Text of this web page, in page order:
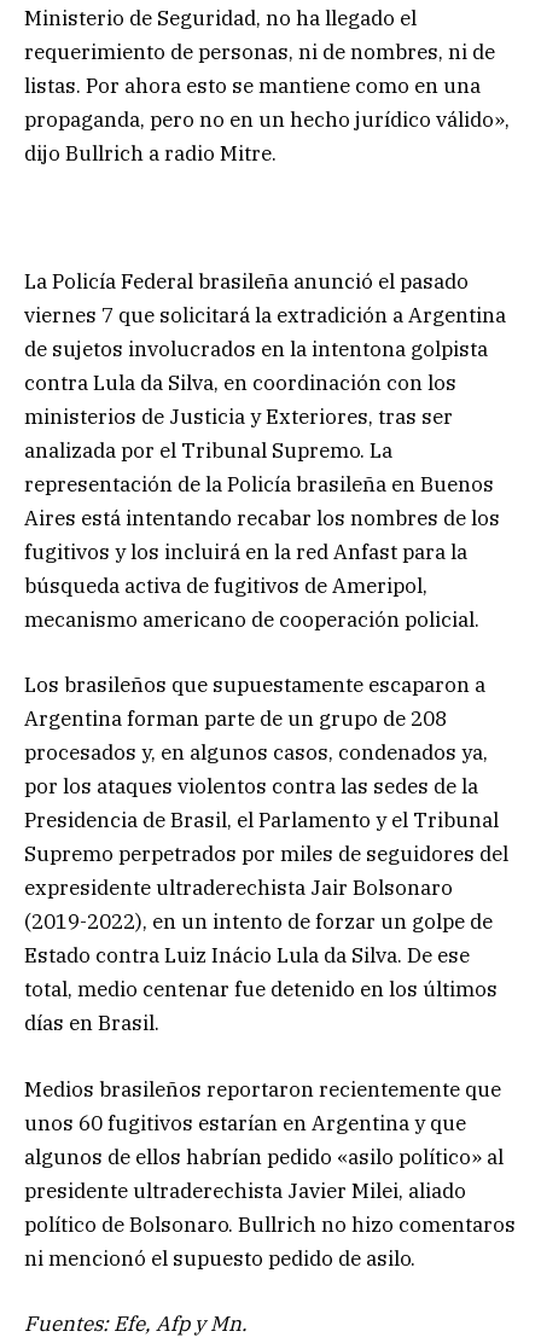
Ministerio de Seguridad, no ha llegado el
requerimiento de personas, ni de nombres, ni de
listas. Por ahora esto se mantiene como en una
propaganda, pero no en un hecho jurídico válido»,
dijo Bullrich a radio Mitre.
La Policía Federal brasileña anunció el pasado
viernes 7 que solicitará la extradición a Argentina
de sujetos involucrados en la intentona golpista
contra Lula da Silva, en coordinación con los
ministerios de Justicia y Exteriores, tras ser
analizada por el Tribunal Supremo. La
representación de la Policía brasileña en Buenos
Aires está intentando recabar los nombres de los
fugitivos y los incluirá en la red Anfast para la
búsqueda activa de fugitivos de Ameripol,
mecanismo americano de cooperación policial.
Los brasileños que supuestamente escaparon a
Argentina forman parte de un grupo de 208
procesados y, en algunos casos, condenados ya,
por los ataques violentos contra las sedes de la
Presidencia de Brasil, el Parlamento y el Tribunal
Supremo perpetrados por miles de seguidores del
expresidente ultraderechista Jair Bolsonaro
(2019-2022), en un intento de forzar un golpe de
Estado contra Luiz Inácio Lula da Silva. De ese
total, medio centenar fue detenido en los últimos
días en Brasil.
Medios brasileños reportaron recientemente que
unos 60 fugitivos estarían en Argentina y que
algunos de ellos habrían pedido «asilo político» al
presidente ultraderechista Javier Milei, aliado
político de Bolsonaro. Bullrich no hizo comentaros
ni mencionó el supuesto pedido de asilo.
Fuentes: Efe, Afp y Mn.